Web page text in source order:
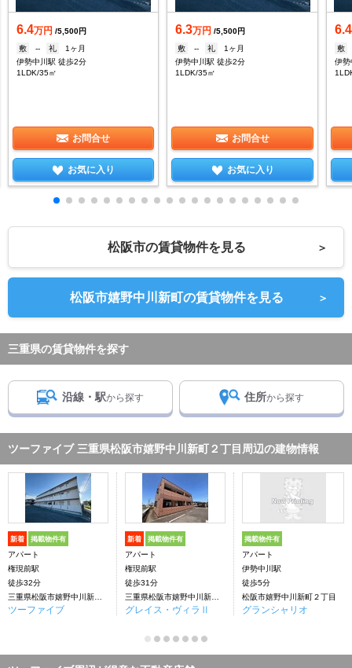
6.4万円 /5,500円
敷
-- 礼
1ヶ月
伊勢中川駅 徒歩2分
1LDK/35㎡
お問合せ
お気に入り
6.3万円 /5,500円
敷
-- 礼
1ヶ月
伊勢中川駅 徒歩2分
1LDK/35㎡
お問合せ
お気に入り
6.4
敷
伊勢
松阪市の賃貸物件を見る ＞
松阪市嬉野中川新町の賃貸物件を見る ＞
三重県の賃貸物件を探す
沿線・駅から探す 住所から探す
ツーファイブ 三重県松阪市嬉野中川新町２丁目周辺の建物情報
新着 掲載物件有
アパート
権現前駅
徒歩32分
ツーファイブ
新着 掲載物件有
アパート
権現前駅
徒歩31分
グレイス・ヴィラⅡ
掲載物件有
アパート
伊勢中川駅
徒歩5分
松阪市嬉野中川新町２丁目
グランシャリオ